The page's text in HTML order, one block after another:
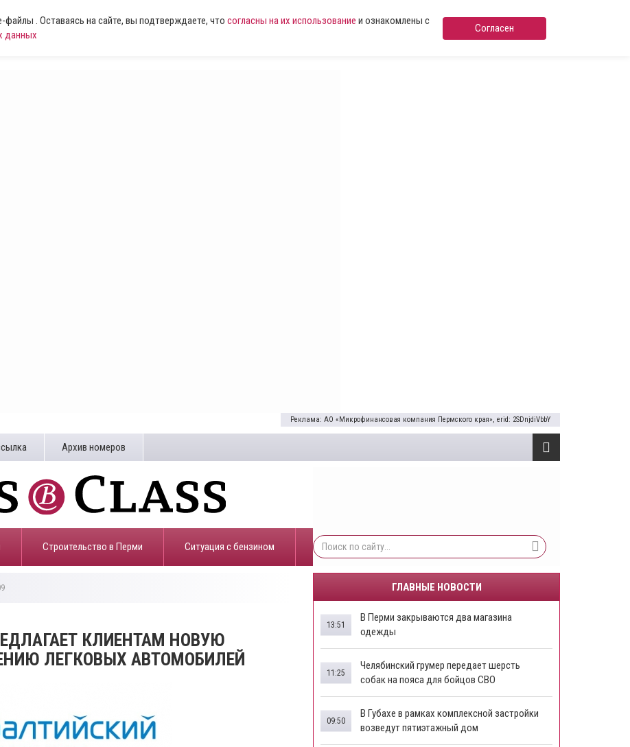
. Оставаясь на сайте, вы подтверждаете, что согласны на их использование и ознакомлены с
данных
Согласен
Реклама: АО «Микрофинансовая компания Пермского края», erid: 2SDnjdiVbbY
Архив номеров
Строительство в Перми ​Ситуация с бензином
КЛИЕНТАМ НОВУЮ
ЛЕГКОВЫХ АВТОМОБИЛЕЙ
ГЛАВНЫЕ НОВОСТИ
В Перми закрываются два магазина
одежды
13:51
Челябинский грумер передает шерсть
собак на пояса для бойцов СВО
11:25
В Губахе в рамках комплексной застройки
возведут пятиэтажный дом
09:50